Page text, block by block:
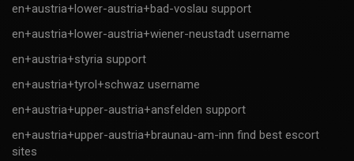
en+austria+lower-austria+bad-voslau support
en+austria+lower-austria+wiener-neustadt username
en+austria+styria support
en+austria+tyrol+schwaz username
en+austria+upper-austria+ansfelden support
en+austria+upper-austria+braunau-am-inn find best escort
sites